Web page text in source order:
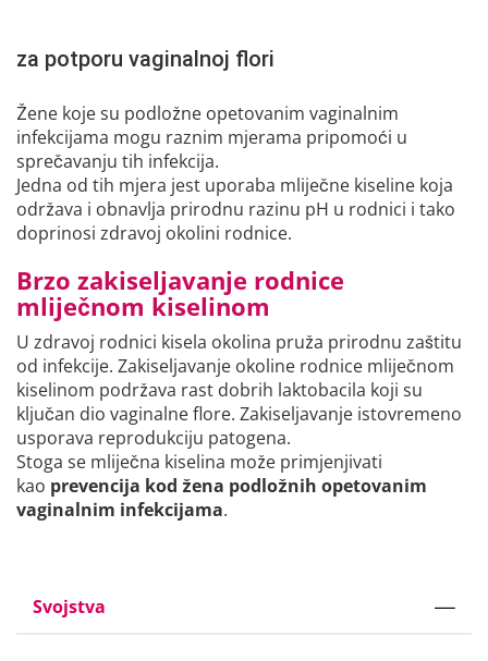
za potporu vaginalnoj flori
Žene koje su podložne opetovanim vaginalnim
infekcijama mogu raznim mjerama pripomoći u
sprečavanju tih infekcija.
Jedna od tih mjera jest uporaba mliječne kiseline koja
održava i obnavlja prirodnu razinu pH u rodnici i tako
doprinosi zdravoj okolini rodnice.
Brzo zakiseljavanje rodnice
mliječnom kiselinom
U zdravoj rodnici kisela okolina pruža prirodnu zaštitu
od infekcije. Zakiseljavanje okoline rodnice mliječnom
kiselinom podržava rast dobrih laktobacila koji su
ključan dio vaginalne flore. Zakiseljavanje istovremeno
usporava reprodukciju patogena.
Stoga se mliječna kiselina može primjenjivati
kao prevencija kod žena podložnih opetovanim
vaginalnim infekcijama.
Svojstva